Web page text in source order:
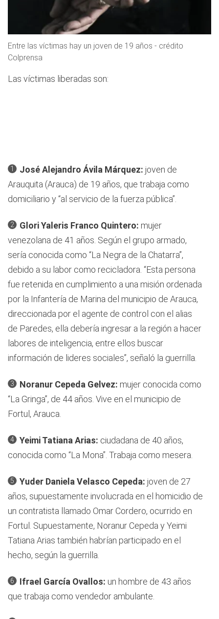
Entre las víctimas hay un joven de 19 años - crédito
Colprensa
Las víctimas liberadas son:
José Alejandro Ávila Márquez: joven de
Arauquita (Arauca) de 19 años, que trabaja como
domiciliario y “al servicio de la fuerza pública”.
Glori Yaleris Franco Quintero: mujer
venezolana de 41 años. Según el grupo armado,
sería conocida como “La Negra de la Chatarra”,
debido a su labor como recicladora. “Esta persona
fue retenida en cumplimiento a una misión ordenada
por la Infantería de Marina del municipio de Arauca,
direccionada por el agente de control con el alias
de Paredes, ella debería ingresar a la región a hacer
labores de inteligencia, entre ellos buscar
información de lideres sociales”, señaló la guerrilla.
Noranur Cepeda Gelvez: mujer conocida como
“La Gringa”, de 44 años. Vive en el municipio de
Fortul, Arauca.
Yeimi Tatiana Arias: ciudadana de 40 años,
conocida como “La Mona”. Trabaja como mesera.
Yuder Daniela Velasco Cepeda: joven de 27
años, supuestamente involucrada en el homicidio de
un contratista llamado Omar Cordero, ocurrido en
Fortul. Supuestamente, Noranur Cepeda y Yeimi
Tatiana Arias también habrían participado en el
hecho, según la guerrilla.
Ifrael García Ovallos: un hombre de 43 años
que trabaja como vendedor ambulante.